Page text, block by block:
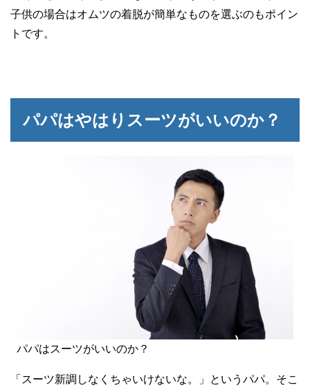
子供の場合はオムツの着脱が簡単なものを選ぶのもポイン
トです。
パパはやはりスーツがいいのか？
パパはスーツがいいのか？
「スーツ新調しなくちゃいけないな。」というパパ。そこ